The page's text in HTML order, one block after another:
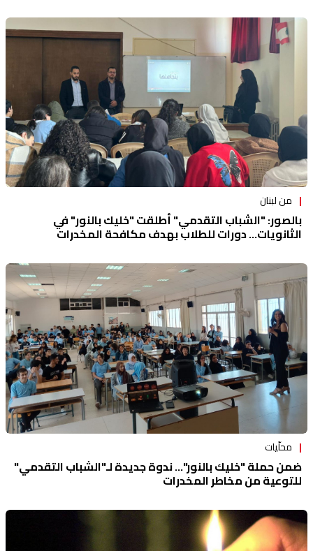
من لبنان
بالصور: "الشباب التقدمي" أطلقت "خليك بالنور" في
الثانويات... دورات للطلاب بهدف مكافحة المخدرات
محلّيات
ضمن حملة "خليك بالنور"... ندوة جديدة لـ"الشباب التقدمي"
للتوعية من مخاطر المخدرات